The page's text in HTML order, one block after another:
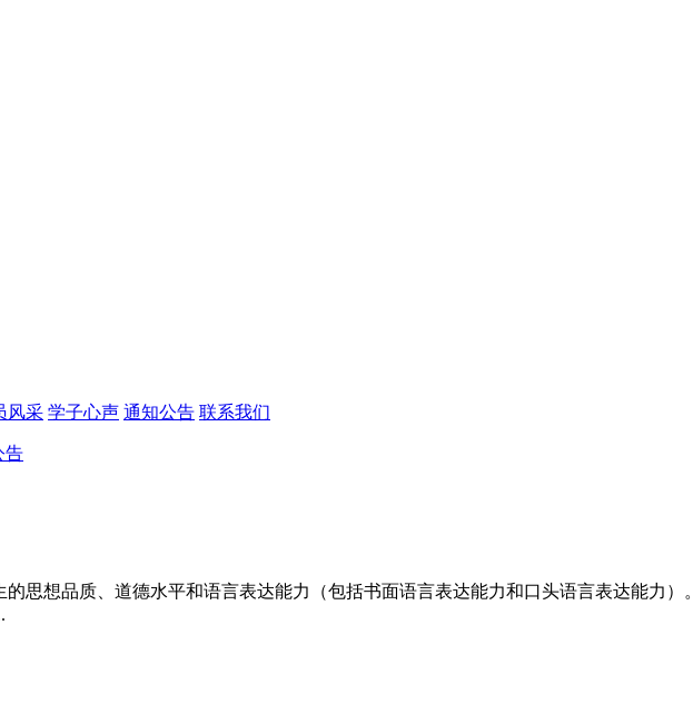
风采 学子心声 通知公告 联系我们
告
思想品质、道德水平和语言表达能力（包括书面语言表达能力和口头语言表达能力